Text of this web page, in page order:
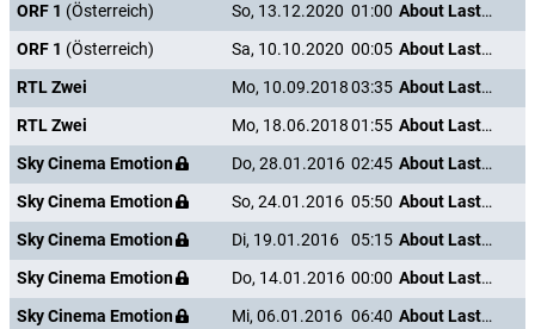
ORF 1 (Österreich) So, 13.12.2020 01:00
About Last Night
ORF 1 (Österreich) Sa, 10.10.2020 00:05
About Last Night
RTL Zwei
Mo, 10.09.201803:35
About Last Night
RTL Zwei
Mo, 18.06.201801:55
About Last Night
Sky Cinema Emotion
Do, 28.01.2016 02:45
About Last Night
Sky Cinema Emotion
So, 24.01.2016 05:50
About Last Night
Sky Cinema Emotion
Di, 19.01.2016 05:15
About Last Night
Sky Cinema Emotion
Do, 14.01.2016 00:00
About Last Night
Sky Cinema Emotion
Mi, 06.01.2016 06:40
About Last Night